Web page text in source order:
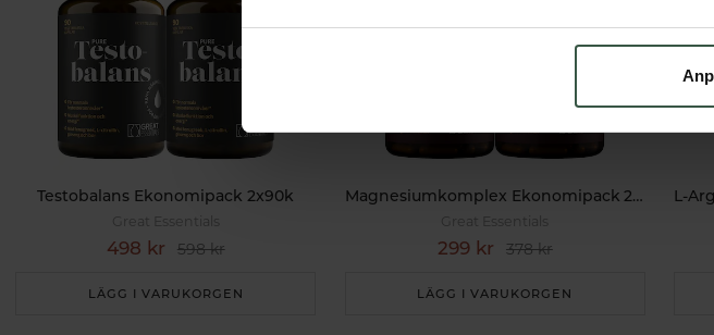
Testobalans Ekonomipack 2x90k
Great Essentials
498 kr 598 kr
LÄGG I VARUKORGEN
Magnesiumkomplex Ekonomipack 2x90k
Great Essentials
299 kr 378 kr
LÄGG I VARUKORGEN